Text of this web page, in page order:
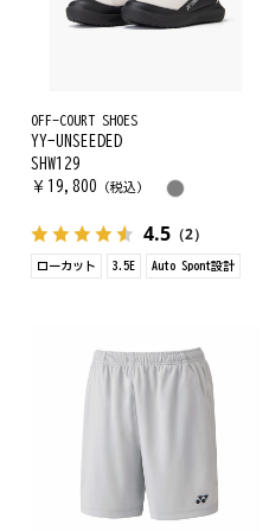
OFF-COURT SHOES
YY-UNSEEDED
SHW129
￥ 19,800 （税込）
4.5 （2）
ローカット 3.5E Auto Spont設計